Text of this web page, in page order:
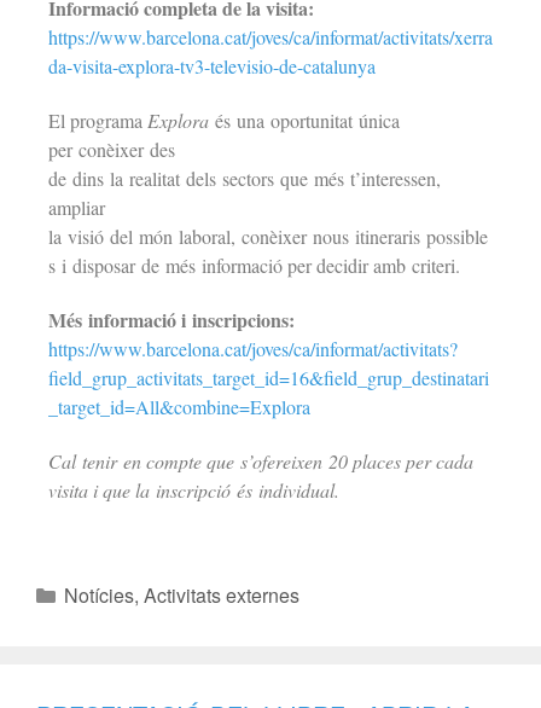
Informació completa de la visita:
https://www.barcelona.cat/joves/ca/informat/activitats/xerra
da-visita-explora-tv3-televisio-de-catalunya
El programa Explora és una oportunitat única
per conèixer des
de dins la realitat dels sectors que més t’interessen,
ampliar
la visió del món laboral, conèixer nous itineraris possible
s i disposar de més informació per decidir amb criteri.
Més informació i inscripcions:
https://www.barcelona.cat/joves/ca/informat/activitats?
field_grup_activitats_target_id=16&field_grup_destinatari
_target_id=All&combine=Explora
Cal tenir en compte que s’ofereixen 20 places per cada
visita i que la inscripció és individual.
Notícies, Activitats externes